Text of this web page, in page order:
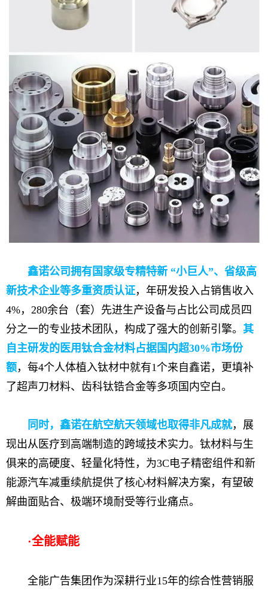
鑫诺公司拥有国家级专精特新 “小巨人”、省级高
新技术企业等多重资质认证，年研发投入占销售收入
4%，280余台（套）先进生产设备与占比公司成员四
分之一的专业技术团队，构成了强大的创新引擎。 其
自主研发的医用钛合金材料占据国内超30%市场份
额，每4个人体植入钛材中就有1个来自鑫诺，更填补
了超声刀材料、齿科钛锆合金等多项国内空白。
同时，鑫诺在航空航天领域也取得非凡成就，展
现出从医疗到高端制造的跨域技术实力。钛材料与生
俱来的高硬度、轻量化特性，为3C电子精密组件和新
能源汽车减重续航提供了核心材料解决方案，有望破
解曲面贴合、极端环境耐受等行业痛点。
·全能赋能
全能广告集团作为深耕行业15年的综合性营销服